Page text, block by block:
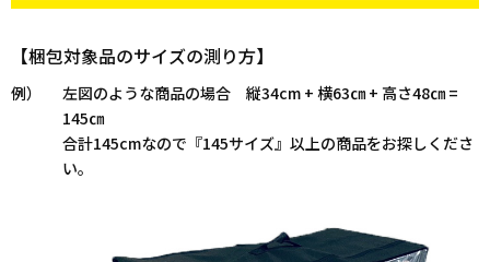
【梱包対象品のサイズの測り方】
例）
左図のような商品の場合 縦34cm + 横63㎝ + 高さ48㎝ =
145㎝
合計145cmなので『145サイズ』以上の商品をお探しくださ
い。